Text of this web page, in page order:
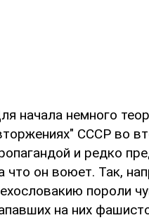
начала немного
СССР во
и редко
что он воюет. Так,
пороли
на них